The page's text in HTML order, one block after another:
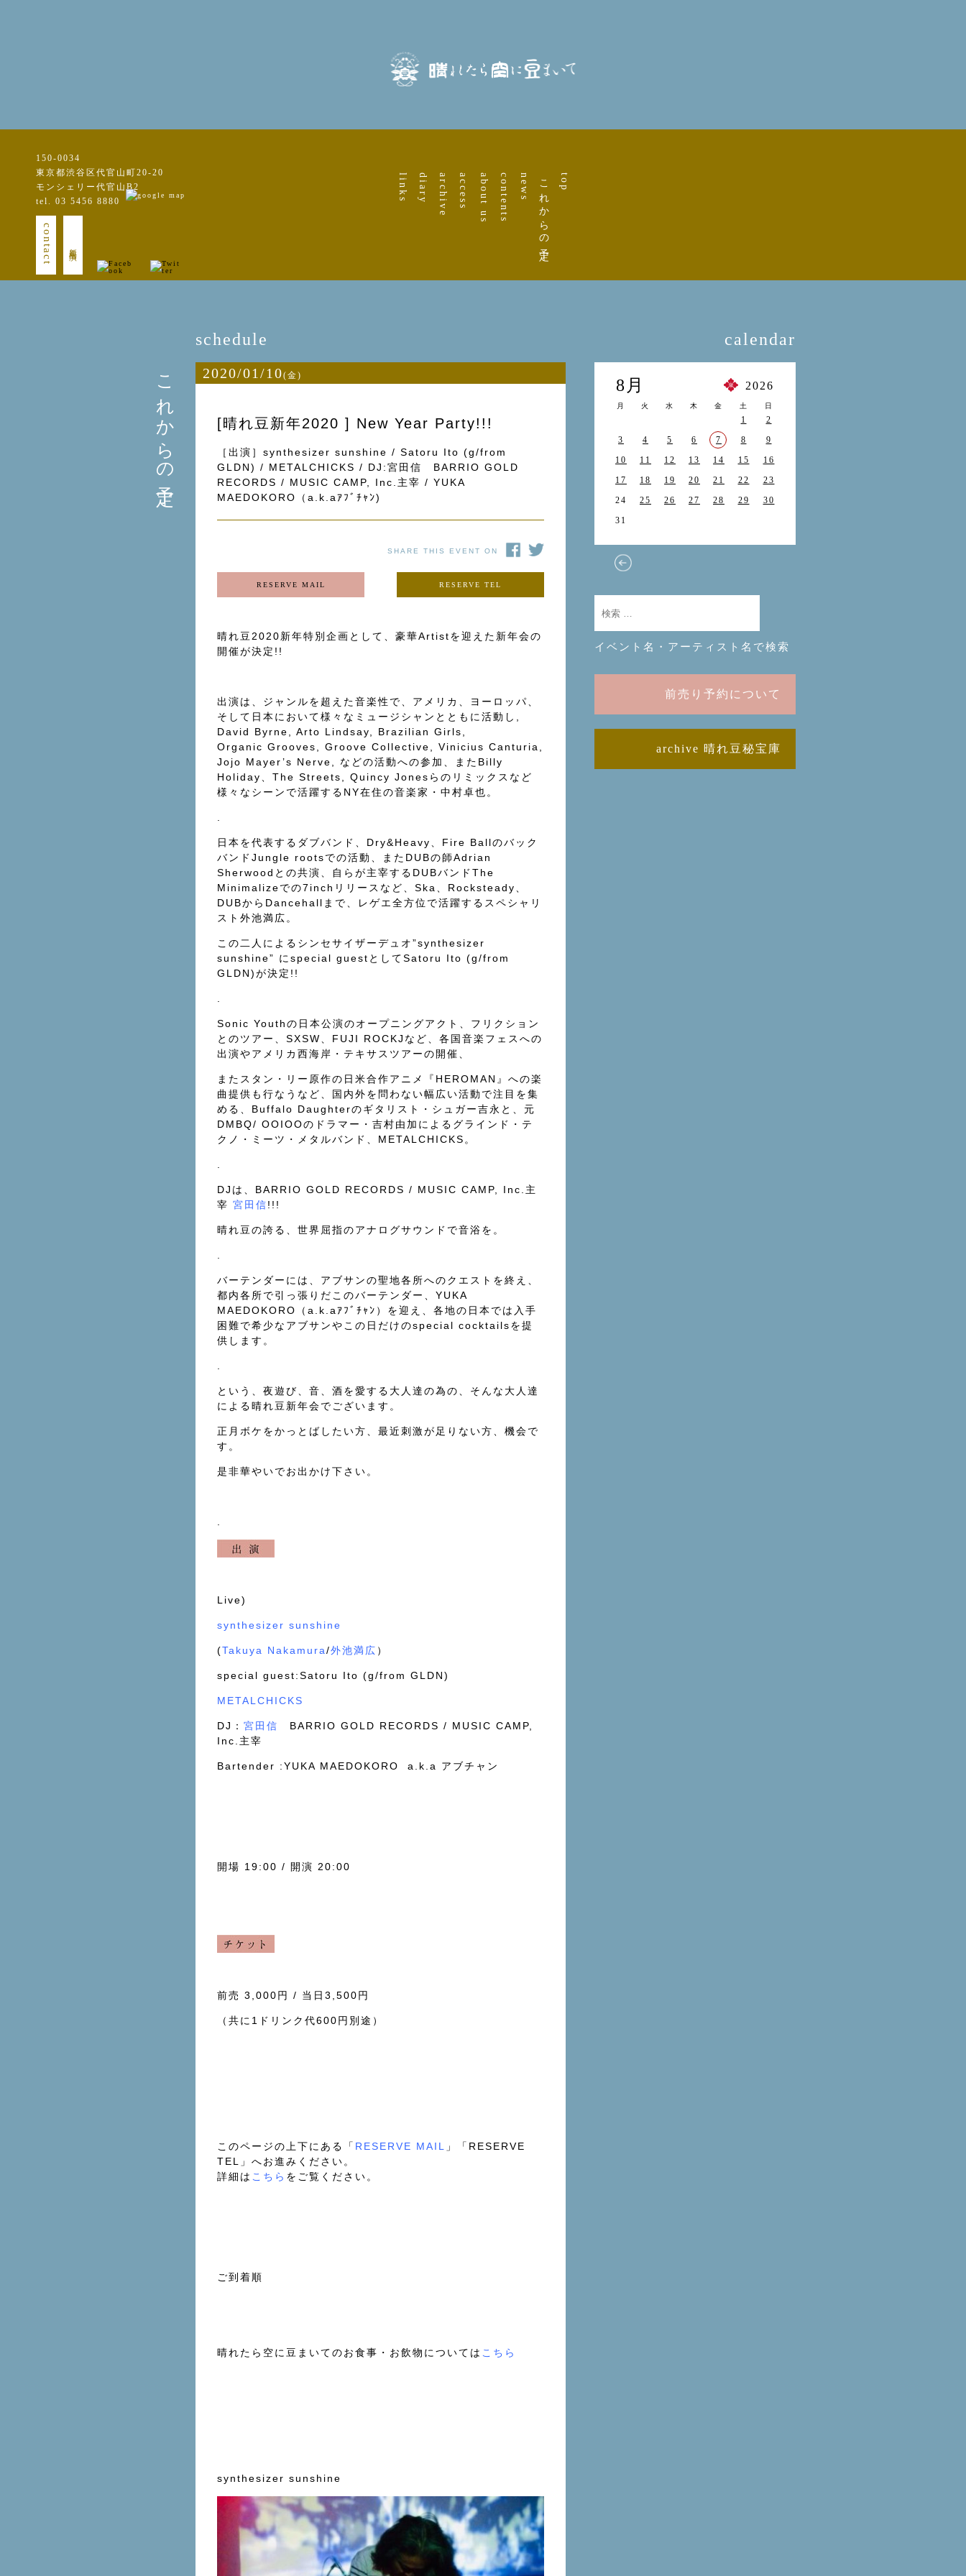
top
これからの予定
news
contents
about us
access
archive
diary
links
150-0034
東京都渋谷区代官山町20-20
モンシェリー代官山B2
tel. 03 5456 8880
contact
これからの予定
schedule
2020/01/10(金)
[晴れ豆新年2020 ] New Year Party!!!
［出演］synthesizer sunshine / Satoru Ito (g/from
GLDN) / METALCHICKS / DJ:宮田信 BARRIO GOLD
RECORDS / MUSIC CAMP, Inc.主宰 / YUKA
MAEDOKORO（a.k.aｱﾌﾞﾁｬﾝ)
SHARE THIS EVENT ON
RESERVE MAIL RESERVE TEL
晴れ豆2020新年特別企画として、豪華Artistを迎えた新年会の
開催が決定!!
出演は、ジャンルを超えた音楽性で、アメリカ、ヨーロッパ、
そして日本において様々なミュージシャンとともに活動し,
David Byrne, Arto Lindsay, Brazilian Girls,
Organic Grooves, Groove Collective, Vinicius Canturia,
Jojo Mayer’s Nerve, などの活動への参加、またBilly
Holiday、The Streets, Quincy Jonesらのリミックスなど
様々なシーンで活躍するNY在住の音楽家・中村卓也。
日本を代表するダブバンド、Dry&Heavy、Fire Ballのバック
バンドJungle rootsでの活動、またDUBの師Adrian
Sherwoodとの共演、自らが主宰するDUBバンドThe
Minimalizeでの7inchリリースなど、Ska、Rocksteady、
DUBからDancehallまで、レゲエ全方位で活躍するスペシャリ
スト外池満広。
この二人によるシンセサイザーデュオ”synthesizer
sunshine” にspecial guestとしてSatoru Ito (g/from
GLDN)が決定!!
Sonic Youthの日本公演のオープニングアクト、フリクション
とのツアー、SXSW、FUJI ROCKJなど、各国音楽フェスへの
出演やアメリカ西海岸・テキサスツアーの開催、
またスタン・リー原作の日米合作アニメ『HEROMAN』への楽
曲提供も行なうなど、国内外を問わない幅広い活動で注目を集
める、Buffalo Daughterのギタリスト・シュガー吉永と、元
DMBQ/ OOIOOのドラマー・吉村由加によるグラインド・テ
クノ・ミーツ・メタルバンド、METALCHICKS。
DJは、BARRIO GOLD RECORDS / MUSIC CAMP, Inc.主
宰 宮田信!!!
晴れ豆の誇る、世界屈指のアナログサウンドで音浴を。
バーテンダーには、アブサンの聖地各所へのクエストを終え、
都内各所で引っ張りだこのバーテンダー、YUKA
MAEDOKORO（a.k.aｱﾌﾞﾁｬﾝ）を迎え、各地の日本では入手
困難で希少なアブサンやこの日だけのspecial cocktailsを提
供します。
という、夜遊び、音、酒を愛する大人達の為の、そんな大人達
による晴れ豆新年会でございます。
正月ボケをかっとばしたい方、最近刺激が足りない方、機会で
す。
是非華やいでお出かけ下さい。
Live)
synthesizer sunshine
(Takuya Nakamura/外池満広 ）
special guest:Satoru Ito (g/from GLDN)
METALCHICKS
DJ： 宮田信
BARRIO GOLD RECORDS / MUSIC CAMP,
Inc.主宰
Bartender :YUKA MAEDOKORO a.k.a アブチャン
開場 19:00 / 開演 20:00
前売 3,000円 / 当日3,500円
（共に1ドリンク代600円別途）
このページの上下にある「 RESERVE MAIL
」「RESERVE
TEL」へお進みください。
詳細は こちら をご覧ください。
ご到着順
晴れたら空に豆まいてのお食事・お飲物については こちら
synthesizer sunshine
calendar
8月 2026
月 火 水 木 金 土 日
1
2
3
4 5 6 7 8
9
10
11 12 13 14 15
16
17
18 19 20 21 22
23
24
25 26 27 28 29
30
31
イベント名・アーティスト名で検索
前売り予約について
archive 晴れ豆秘宝庫